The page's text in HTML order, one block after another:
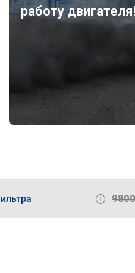
работу
9800